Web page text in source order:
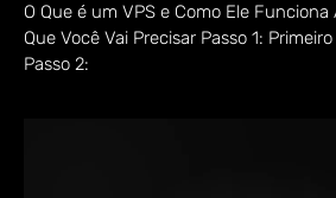
O Que é um VPS e Como Ele
Que Você Vai Precisar Passo 1:
Passo 2: